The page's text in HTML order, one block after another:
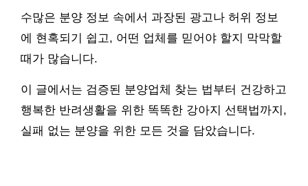
수많은 분양 정보 속에서 과장된 광고나 허위 정보
에 현혹되기 쉽고, 어떤 업체를 믿어야 할지 막막할
때가 많습니다.
이 글에서는 검증된 분양업체 찾는 법부터 건강하고
행복한 반려생활을 위한 똑똑한 강아지 선택법까지,
실패 없는 분양을 위한 모든 것을 담았습니다.